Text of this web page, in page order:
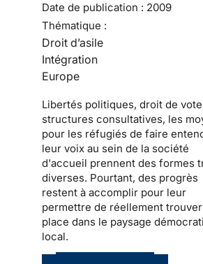
Date de publication : 2009
Thématique :
Droit d’asile
Intégration
Europe
Libertés politiques, droit de
structures consultatives, les
pour les réfugiés de faire
leur voix au sein de la société
d'accueil prennent des formes
diverses. Pourtant, des progrès
restent à accomplir pour leur
permettre de réellement
place dans le paysage
local.